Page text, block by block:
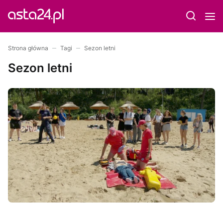
Strona główna Tagi Sezon letni
Sezon letni